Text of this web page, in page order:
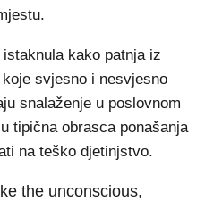
istaknula kako patnja iz
svjesno i nesvjesno
snalaženje u poslovnom
tipična obrasca ponašanja
na teško djetinjstvo.
the unconscious,